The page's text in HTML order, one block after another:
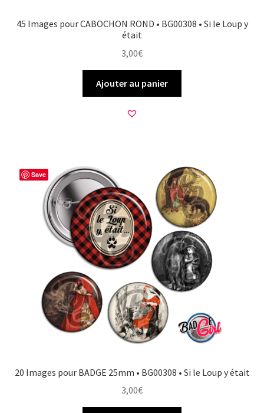
45 Images pour CABOCHON ROND • BG00308 • Si le Loup y
était
3,00€
Ajouter au panier
Save
20 Images pour BADGE 25mm • BG00308 • Si le Loup y était
3,00€